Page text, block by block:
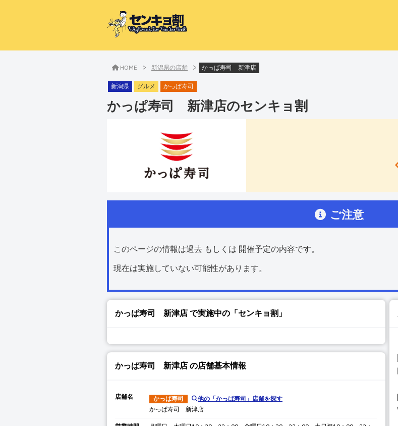
HOME > 新潟県の店舗 > かっぱ寿司 新津店
新潟県 グルメ かっぱ寿司
かっぱ寿司 新津店のセンキョ割
ご注意
このページの情報は過去 もしくは 開催予定の内容です。
現在は実施していない可能性があります。
かっぱ寿司 新津店 で実施中の「センキョ割」
かっぱ寿司 新津店 の店舗基本情報
店舗名 かっぱ寿司 他の「かっぱ寿司 」店舗を探す
かっぱ寿司 新津店